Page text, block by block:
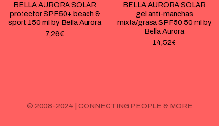
BELLA AURORA SOLAR
protector SPF50+ beach &
sport 150 ml by Bella Aurora
7,26€
BELLA AURORA SOLAR
gel anti-manchas
mixta/grasa SPF50 50 ml by
Bella Aurora
14,52€
© 2008-2024 | CONNECTING PEOPLE & MORE